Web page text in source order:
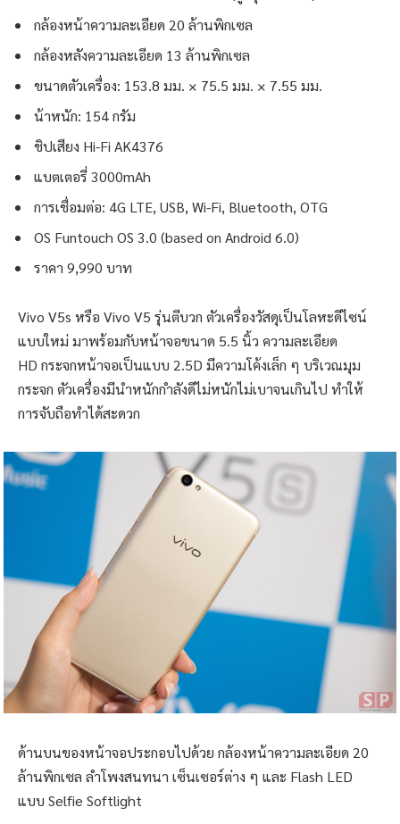
กล้องหน้าความละเอียด 20 ล้านพิกเซล
กล้องหลังความละเอียด 13 ล้านพิกเซล
ขนาดตัวเครื่อง: 153.8 มม. × 75.5 มม. × 7.55 มม.
น้าหนัก: 154 กรัม
ชิปเสียง Hi-Fi AK4376
แบตเตอรี่ 3000mAh
การเชื่อมต่อ: 4G LTE, USB, Wi-Fi, Bluetooth, OTG
OS Funtouch OS 3.0 (based on Android 6.0)
ราคา 9,990 บาท
Vivo V5s หรือ Vivo V5 รุ่นตีบวก ตัวเครื่องวัสดุเป็นโลหะดีไซน์
แบบใหม่ มาพร้อมกับหน้าจอขนาด 5.5 นิ้ว ความละเอียด
HD กระจกหน้าจอเป็นแบบ 2.5D มีความโค้งเล็ก ๆ บริเวณมุม
กระจก ตัวเครื่องมีนำหนักกำลังดีไม่หนักไม่เบาจนเกินไป ทำให้
การจับถือทำได้สะดวก
ด้านบนของหน้าจอประกอบไปด้วย กล้องหน้าความละเอียด 20
ล้านพิกเซล ลำโพงสนทนา เซ็นเซอร์ต่าง ๆ และ Flash LED
แบบ Selfie Softlight